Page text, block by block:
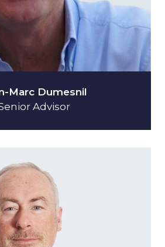
Marc Dumesnil
Advisor